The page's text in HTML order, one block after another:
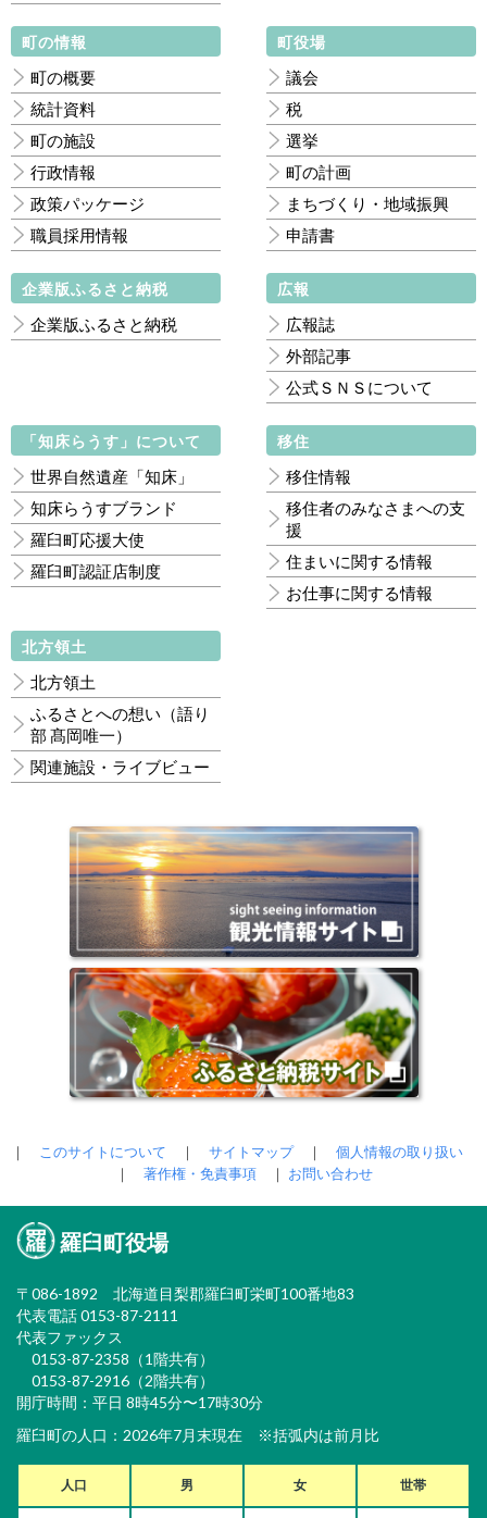
町の情報
町の概要
統計資料
町の施設
行政情報
政策パッケージ
職員採用情報
町役場
議会
税
選挙
町の計画
まちづくり・地域振興
申請書
企業版ふるさと納税
企業版ふるさと納税
広報
広報誌
外部記事
公式ＳＮＳについて
「知床らうす」について
世界自然遺産「知床」
知床らうすブランド
羅臼町応援大使
羅臼町認証店制度
移住
移住情報
移住者のみなさまへの支
援
住まいに関する情報
お仕事に関する情報
北方領土
北方領土
ふるさとへの想い（語り
部 髙岡唯一）
関連施設・ライブビュー
｜ このサイトについて ｜ サイトマップ｜ 個人情報の取り扱い
｜ 著作権・免責事項｜ お問い合わせ
羅臼町役場
〒086-1892 北海道目梨郡羅臼町栄町100番地83
代表電話 0153-87-2111
代表ファックス
0153-87-2358（1階共有）
0153-87-2916（2階共有）
開庁時間：平日 8時45分〜17時30分
羅臼町の人口：2026年7月末現在 ※括弧内は前月比
人口 男 女 世帯